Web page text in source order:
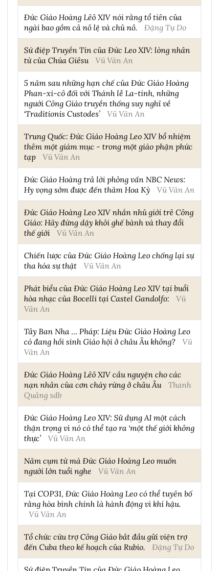
Đức Giáo Hoàng Lêô XIV nói rằng tổ tiên của
ngài bao gồm cả nô lệ và chủ nô.
Đặng Tự Do
Sứ điệp Truyền Tin của Đức Leo XIV: lòng nhân
từ của Chúa Giêsu
Vũ Văn An
5 năm sau những hạn chế của Đức Giáo Hoàng
Phan-xi-cô đối với Thánh lễ La-tinh, những
người Công Giáo truyền thống suy nghĩ về
‘Traditionis Custodes’
Vũ Văn An
Trung Quốc: Đức Giáo Hoàng Leo XIV bổ nhiệm
thêm một giám mục - trong một giáo phận phức
tạp
Vũ Văn An
Đức Giáo Hoàng trả lời phỏng vấn NBC News:
Hy vọng sớm được đến thăm Hoa Kỳ
Vũ Văn An
Đức Giáo Hoàng Leo XIV nhắn nhủ giới trẻ Công
Giáo: Hãy đứng dậy khỏi ghế bành và thay đổi
thế giới
Vũ Văn An
Chiến lược của Đức Giáo Hoàng Leo chống lại sự
tha hóa sự thật
Vũ Văn An
Phát biểu của Đức Giáo Hoàng Leo XIV tại buổi
hòa nhạc của Bocelli tại Castel Gandolfo:
Vũ
Văn An
Tây Ban Nha … Pháp: Liệu Đức Giáo Hoàng Leo
có đang hồi sinh Giáo hội ở châu Âu không?
Vũ
Văn An
Đức Giáo Hoàng Lêô XIV cầu nguyện cho các
nạn nhân của cơn cháy rừng ở châu Âu
Thanh
Quảng sdb
Đức Giáo Hoàng Leo XIV: Sử dụng AI một cách
thận trọng vì nó có thể tạo ra ‘một thế giới không
thực’
Vũ Văn An
Năm cụm từ mà Đức Giáo Hoàng Leo muốn
người lớn tuổi nghe
Vũ Văn An
Tại COP31, Đức Giáo Hoàng Leo có thể tuyên bố
rằng hòa bình chính là hành động vì khí hậu.
Vũ Văn An
Tổ chức cứu trợ Công Giáo bắt đầu gửi viện trợ
đến Cuba theo kế hoạch của Rubio.
Đặng Tự Do